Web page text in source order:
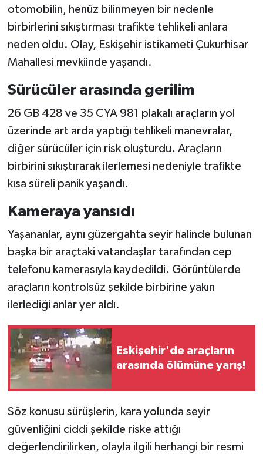
otomobilin, henüz bilinmeyen bir nedenle
birbirlerini sıkıştırması trafikte tehlikeli anlara
neden oldu. Olay, Eskişehir istikameti Çukurhisar
Mahallesi mevkiinde yaşandı.
Sürücüler arasında gerilim
26 GB 428 ve 35 CYA 981 plakalı araçların yol
üzerinde art arda yaptığı tehlikeli manevralar,
diğer sürücüler için risk oluşturdu. Araçların
birbirini sıkıştırarak ilerlemesi nedeniyle trafikte
kısa süreli panik yaşandı.
Kameraya yansıdı
Yaşananlar, aynı güzergahta seyir halinde bulunan
başka bir araçtaki vatandaşlar tarafından cep
telefonu kamerasıyla kaydedildi. Görüntülerde
araçların kontrolsüz şekilde birbirine yakın
ilerlediği anlar yer aldı.
Eskişehir'de araçların
arasında ölümüne yarış!
Söz konusu sürüşlerin, kara yolunda seyir
güvenliğini ciddi şekilde riske attığı
değerlendirilirken, olayla ilgili herhangi bir resmi